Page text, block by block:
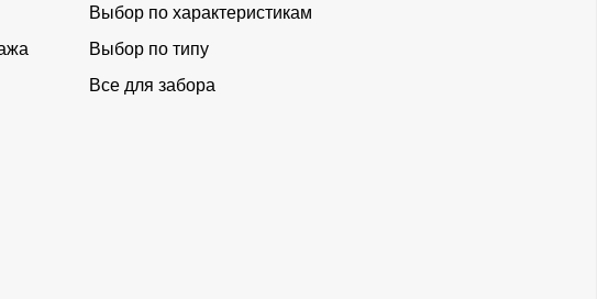
Выбор по характеристикам
Выбор по типу
Все для забора